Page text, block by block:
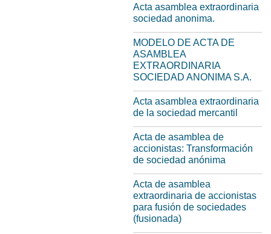
Acta asamblea extraordinaria
sociedad anonima.
MODELO DE ACTA DE
ASAMBLEA
EXTRAORDINARIA
SOCIEDAD ANONIMA S.A.
Acta asamblea extraordinaria
de la sociedad mercantil
Acta de asamblea de
accionistas: Transformación
de sociedad anónima
Acta de asamblea
extraordinaria de accionistas
para fusión de sociedades
(fusionada)